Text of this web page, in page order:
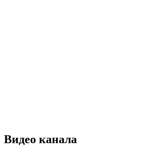
Видео канала